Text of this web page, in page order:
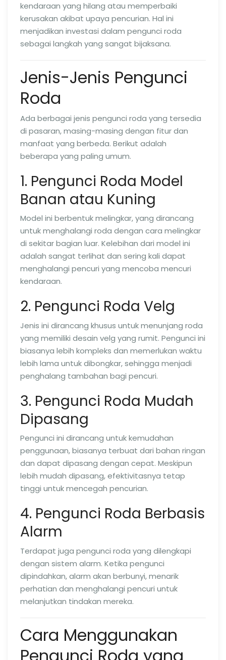
kendaraan yang hilang atau memperbaiki
kerusakan akibat upaya pencurian. Hal ini
menjadikan investasi dalam pengunci roda
sebagai langkah yang sangat bijaksana.
Jenis-Jenis Pengunci
Roda
Ada berbagai jenis pengunci roda yang tersedia
di pasaran, masing-masing dengan fitur dan
manfaat yang berbeda. Berikut adalah
beberapa yang paling umum.
1. Pengunci Roda Model
Banan atau Kuning
Model ini berbentuk melingkar, yang dirancang
untuk menghalangi roda dengan cara melingkar
di sekitar bagian luar. Kelebihan dari model ini
adalah sangat terlihat dan sering kali dapat
menghalangi pencuri yang mencoba mencuri
kendaraan.
2. Pengunci Roda Velg
Jenis ini dirancang khusus untuk menunjang roda
yang memiliki desain velg yang rumit. Pengunci ini
biasanya lebih kompleks dan memerlukan waktu
lebih lama untuk dibongkar, sehingga menjadi
penghalang tambahan bagi pencuri.
3. Pengunci Roda Mudah
Dipasang
Pengunci ini dirancang untuk kemudahan
penggunaan, biasanya terbuat dari bahan ringan
dan dapat dipasang dengan cepat. Meskipun
lebih mudah dipasang, efektivitasnya tetap
tinggi untuk mencegah pencurian.
4. Pengunci Roda Berbasis
Alarm
Terdapat juga pengunci roda yang dilengkapi
dengan sistem alarm. Ketika pengunci
dipindahkan, alarm akan berbunyi, menarik
perhatian dan menghalangi pencuri untuk
melanjutkan tindakan mereka.
Cara Menggunakan
Pengunci Roda yang